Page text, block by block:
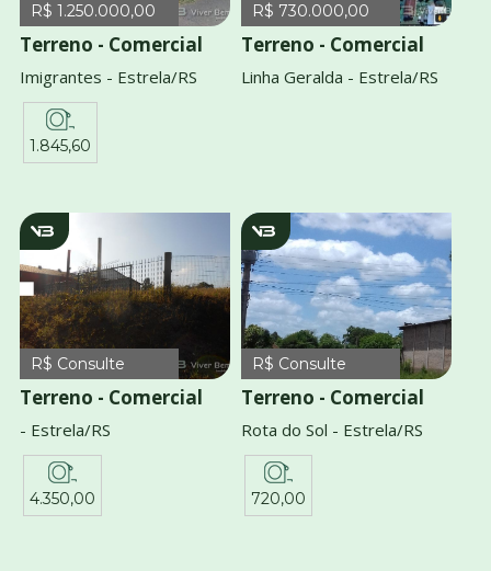
R$ 1.250.000,00
Terreno - Comercial
Imigrantes - Estrela/RS
1.845,60
R$ 730.000,00
Terreno - Comercial
Linha Geralda - Estrela/RS
V829
R$ Consulte
Terreno - Comercial
- Estrela/RS
4.350,00
v1016
R$ Consulte
Terreno - Comercial
Rota do Sol - Estrela/RS
720,00